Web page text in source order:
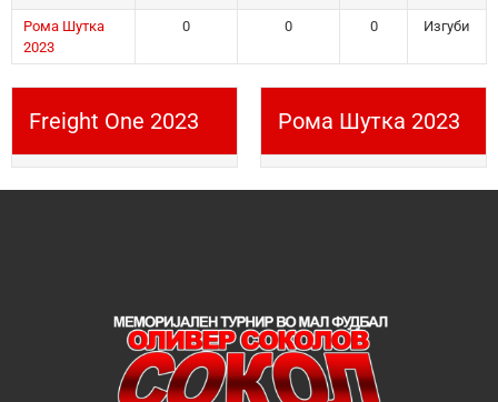
Рома Шутка
2023
0 0 0 Изгуби
Freight One 2023 Рома Шутка 2023